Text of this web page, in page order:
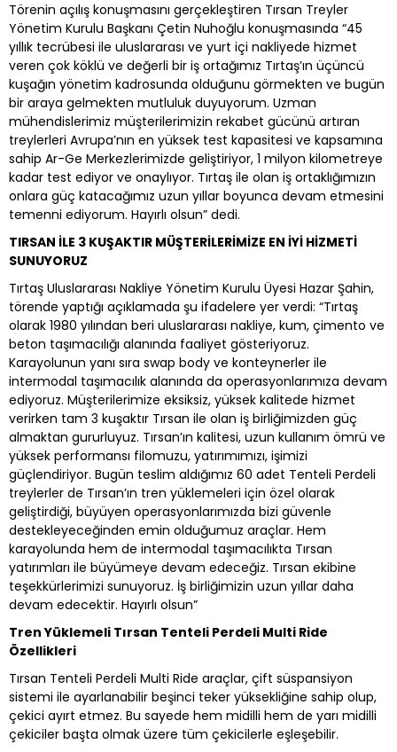
Törenin açılış konuşmasını gerçekleştiren Tırsan Treyler
Yönetim Kurulu Başkanı Çetin Nuhoğlu konuşmasında “45
yıllık tecrübesi ile uluslararası ve yurt içi nakliyede hizmet
veren çok köklü ve değerli bir iş ortağımız Tırtaş’ın üçüncü
kuşağın yönetim kadrosunda olduğunu görmekten ve bugün
bir araya gelmekten mutluluk duyuyorum. Uzman
mühendislerimiz müşterilerimizin rekabet gücünü artıran
treylerleri Avrupa’nın en yüksek test kapasitesi ve kapsamına
sahip Ar-Ge Merkezlerimizde geliştiriyor, 1 milyon kilometreye
kadar test ediyor ve onaylıyor. Tırtaş ile olan iş ortaklığımızın
onlara güç katacağımız uzun yıllar boyunca devam etmesini
temenni ediyorum. Hayırlı olsun” dedi.
TIRSAN İLE 3 KUŞAKTIR MÜŞTERİLERİMİZE EN İYİ HİZMETİ
SUNUYORUZ
Tırtaş Uluslararası Nakliye Yönetim Kurulu Üyesi Hazar Şahin,
törende yaptığı açıklamada şu ifadelere yer verdi: “Tırtaş
olarak 1980 yılından beri uluslararası nakliye, kum, çimento ve
beton taşımacılığı alanında faaliyet gösteriyoruz.
Karayolunun yanı sıra swap body ve konteynerler ile
intermodal taşımacılık alanında da operasyonlarımıza devam
ediyoruz. Müşterilerimize eksiksiz, yüksek kalitede hizmet
verirken tam 3 kuşaktır Tırsan ile olan iş birliğimizden güç
almaktan gururluyuz. Tırsan’ın kalitesi, uzun kullanım ömrü ve
yüksek performansı filomuzu, yatırımımızı, işimizi
güçlendiriyor. Bugün teslim aldığımız 60 adet Tenteli Perdeli
treylerler de Tırsan’ın tren yüklemeleri için özel olarak
geliştirdiği, büyüyen operasyonlarımızda bizi güvenle
destekleyeceğinden emin olduğumuz araçlar. Hem
karayolunda hem de intermodal taşımacılıkta Tırsan
yatırımları ile büyümeye devam edeceğiz. Tırsan ekibine
teşekkürlerimizi sunuyoruz. İş birliğimizin uzun yıllar daha
devam edecektir. Hayırlı olsun”
Tren Yüklemeli Tırsan Tenteli Perdeli Multi Ride
Özellikleri
Tırsan Tenteli Perdeli Multi Ride araçlar, çift süspansiyon
sistemi ile ayarlanabilir beşinci teker yüksekliğine sahip olup,
çekici ayırt etmez. Bu sayede hem midilli hem de yarı midilli
çekiciler başta olmak üzere tüm çekicilerle eşleşebilir.